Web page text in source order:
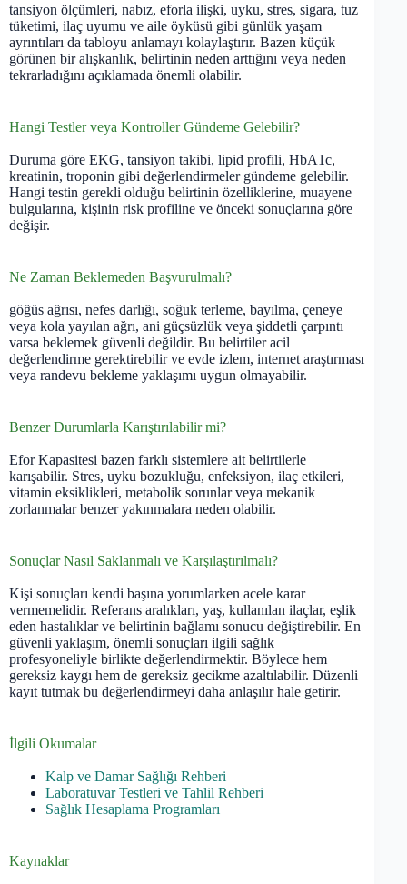
tansiyon ölçümleri, nabız, eforla ilişki, uyku, stres, sigara, tuz
tüketimi, ilaç uyumu ve aile öyküsü gibi günlük yaşam
ayrıntıları da tabloyu anlamayı kolaylaştırır. Bazen küçük
görünen bir alışkanlık, belirtinin neden arttığını veya neden
tekrarladığını açıklamada önemli olabilir.
Hangi Testler veya Kontroller Gündeme Gelebilir?
Duruma göre EKG, tansiyon takibi, lipid profili, HbA1c,
kreatinin, troponin gibi değerlendirmeler gündeme gelebilir.
Hangi testin gerekli olduğu belirtinin özelliklerine, muayene
bulgularına, kişinin risk profiline ve önceki sonuçlarına göre
değişir.
Ne Zaman Beklemeden Başvurulmalı?
göğüs ağrısı, nefes darlığı, soğuk terleme, bayılma, çeneye
veya kola yayılan ağrı, ani güçsüzlük veya şiddetli çarpıntı
varsa beklemek güvenli değildir. Bu belirtiler acil
değerlendirme gerektirebilir ve evde izlem, internet araştırması
veya randevu bekleme yaklaşımı uygun olmayabilir.
Benzer Durumlarla Karıştırılabilir mi?
Efor Kapasitesi bazen farklı sistemlere ait belirtilerle
karışabilir. Stres, uyku bozukluğu, enfeksiyon, ilaç etkileri,
vitamin eksiklikleri, metabolik sorunlar veya mekanik
zorlanmalar benzer yakınmalara neden olabilir.
Sonuçlar Nasıl Saklanmalı ve Karşılaştırılmalı?
Kişi sonuçları kendi başına yorumlarken acele karar
vermemelidir. Referans aralıkları, yaş, kullanılan ilaçlar, eşlik
eden hastalıklar ve belirtinin bağlamı sonucu değiştirebilir. En
güvenli yaklaşım, önemli sonuçları ilgili sağlık
profesyoneliyle birlikte değerlendirmektir. Böylece hem
gereksiz kaygı hem de gereksiz gecikme azaltılabilir. Düzenli
kayıt tutmak bu değerlendirmeyi daha anlaşılır hale getirir.
İlgili Okumalar
Kalp ve Damar Sağlığı Rehberi
Laboratuvar Testleri ve Tahlil Rehberi
Sağlık Hesaplama Programları
Kaynaklar